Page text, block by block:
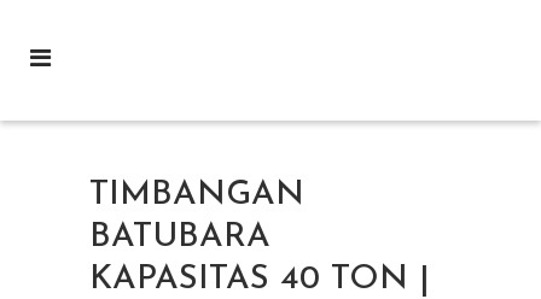
TIMBANGAN
BATUBARA
KAPASITAS 40 TON |